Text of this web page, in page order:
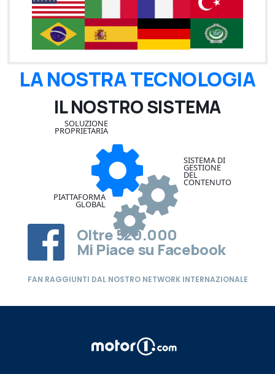
LA NOSTRA TECNOLOGIA
IL NOSTRO SISTEMA
SOLUZIONE
PROPRIETARIA
SISTEMA DI
GESTIONE
DEL
CONTENUTO
PIATTAFORMA
GLOBAL
Oltre520.000
Mi Piace su Facebook
FAN RAGGIUNTI DAL NOSTRO NETWORK INTERNAZIONALE